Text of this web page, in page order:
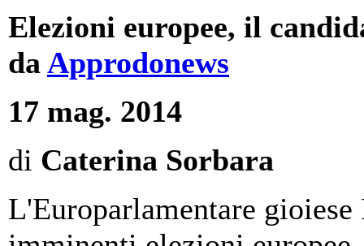
Elezioni europee, il
daApprodonews
17 mag. 2014
di Caterina Sorbara
L'Europarlamentare